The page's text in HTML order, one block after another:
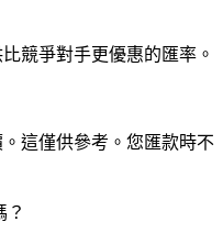
競爭對手更優惠的匯率。
這僅供參考。您匯款時不